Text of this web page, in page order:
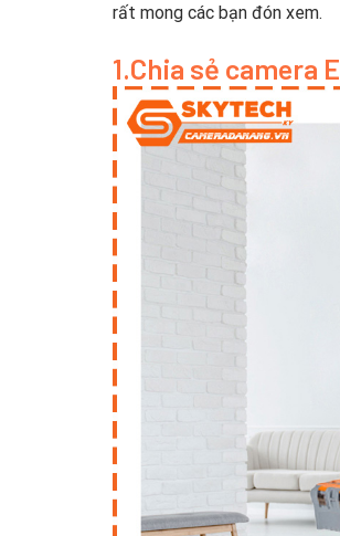
rất mong các bạn đón xem.
1.Chia sẻ camera